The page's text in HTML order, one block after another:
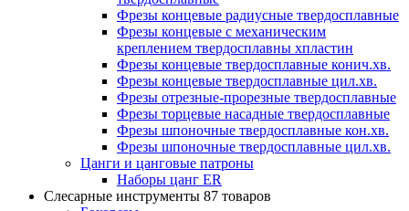
Фрезы концевые радиусные твердосплавные
Фрезы концевые с механическим
креплением твердосплавны хпластин
Фрезы концевые твердосплавные конич.хв.
Фрезы концевые твердосплавные цил.хв.
Фрезы отрезные-прорезные твердосплавные
Фрезы торцевые насадные твердосплавные
Фрезы шпоночные твердосплавные кон.хв.
Фрезы шпоночные твердосплавные цил.хв.
Цанги и цанговые патроны
Наборы цанг ER
Слесарные инструменты 87 товаров